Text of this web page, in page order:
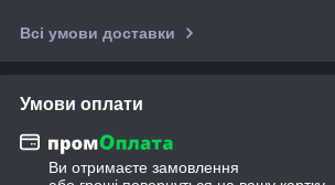
Всі умови доставки
Умови оплати
Ви отримаєте замовлення